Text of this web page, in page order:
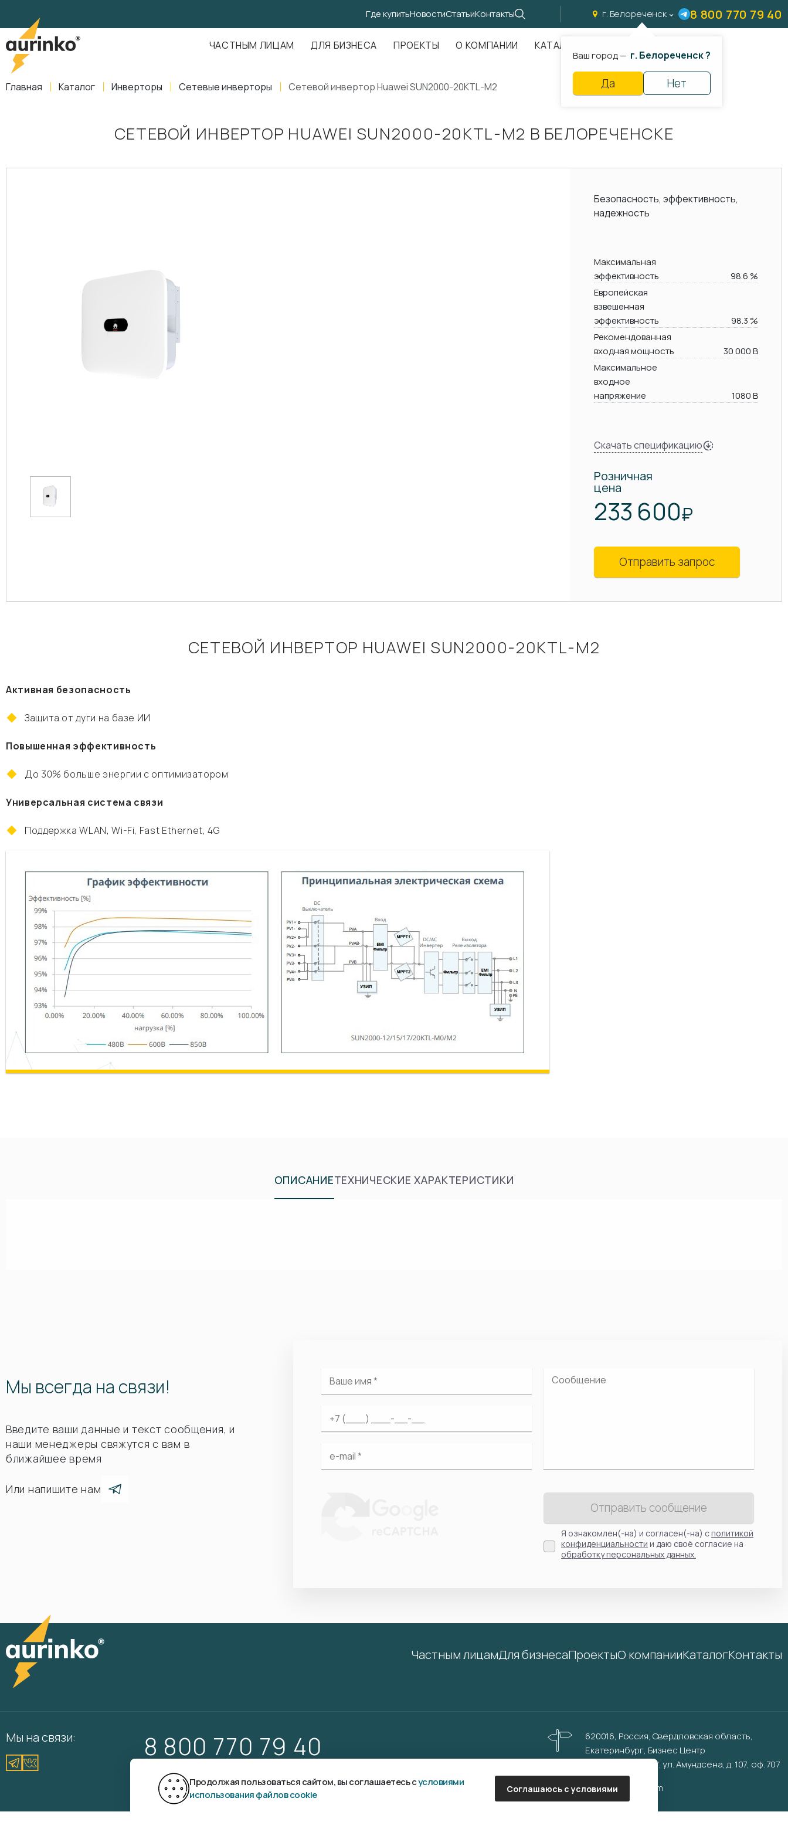
Где купитьНовостиСтатьиКонтакты г. Белореченск
Ваш город — г. Белореченск ?
Да Нет
8 800 770 79 40
ЧАСТНЫМ ЛИЦАМ ДЛЯ БИЗНЕСА ПРОЕКТЫ О КОМПАНИИ КАТАЛОГ
Главная Каталог Инверторы Сетевые инверторы Сетевой инвертор Huawei SUN2000-20KTL-M2
СЕТЕВОЙ ИНВЕРТОР HUAWEI SUN2000-20KTL-M2 В БЕЛОРЕЧЕНСКЕ
Безопасность, эффективность,
надежность
Максимальная
эффективность
98.6 %
Европейская
взвешенная
эффективность
98.3 %
Рекомендованная
входная мощность
30 000 В
Максимальное
входное
напряжение
1080 В
Скачать спецификацию
Розничная
цена
233 600₽
Отправить запрос
СЕТЕВОЙ ИНВЕРТОР HUAWEI SUN2000-20KTL-М2
Активная безопасность
Защита от дуги на базе ИИ
Повышенная эффективность
До 30% больше энергии с оптимизатором
Универсальная система связи
Поддержка WLAN, Wi-Fi, Fast Ethernet, 4G
ОПИСАНИЕТЕХНИЧЕСКИЕ ХАРАКТЕРИСТИКИ
Мы всегда на связи!
Введите ваши данные и текст сообщения, и
наши менеджеры свяжутся с вам в
ближайшее время
Или напишите нам
Отправить сообщение
Я ознакомлен(-на) и согласен(-на) сполитикой
конфиденциальности и даю своё согласие на
обработку персональных данных.
Частным лицамДля бизнесаПроектыО компанииКаталогКонтакты
Мы на связи: 8 800 770 79 40
Вам перезвонить?
620016, Россия, Свердловская область,
Екатеринбург, Бизнес Центр
"Инновационный", ул. Амундсена, д. 107, оф. 707
info@aurinkos.com
,Свердловская область
ул.Амундсена, д. 107, оф. 707
info@aurinkos.com
8-800-770-79-40
Продолжая пользоваться сайтом, вы соглашаетесь сусловиями
использования файлов cookie
Соглашаюсь с условиями